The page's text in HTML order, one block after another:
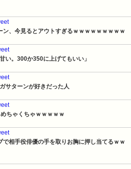
ン、今見るとアウトすぎるｗｗｗｗｗｗｗｗｗ
い。300か350に上げてもいい」
サターンが好きだった人
ちゃくちゃｗｗｗｗｗ
で相手役俳優の手を取りお胸に押し当てるｗｗ